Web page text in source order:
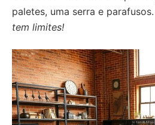
paletes, uma serra e parafusos.
tem limites!